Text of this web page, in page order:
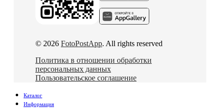
© 2026 FotoPostApp. All rights reserved
Политика в отношении обработки
персональных данных
Пользовательское соглашение
Каталог
Информация